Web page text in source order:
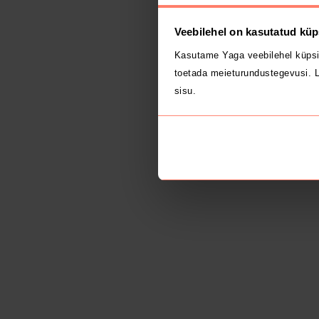
Veebilehel on kasutatud
Kasutame Yaga veebilehel
toetada meieturundustegevusi.
sisu.